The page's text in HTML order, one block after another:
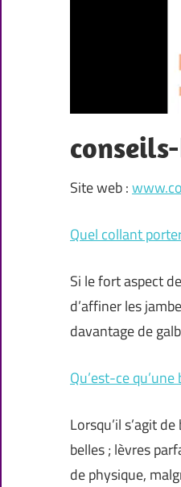
Site web :
Quel collant
Si le fort aspect
d’affiner les
davantage de
Qu’est-ce
Lorsqu’il s’agit
belles ; lèvres
de physique,